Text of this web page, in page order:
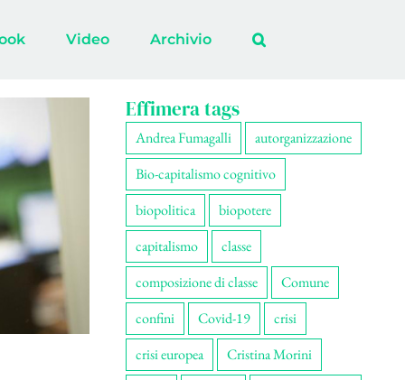
Video Archivio
Effimera tags
Andrea Fumagalli
autorganizzazione
Bio-capitalismo cognitivo
biopolitica
biopotere
capitalismo
classe
composizione di classe
Comune
confini
Covid-19
crisi
crisi europea
Cristina Morini